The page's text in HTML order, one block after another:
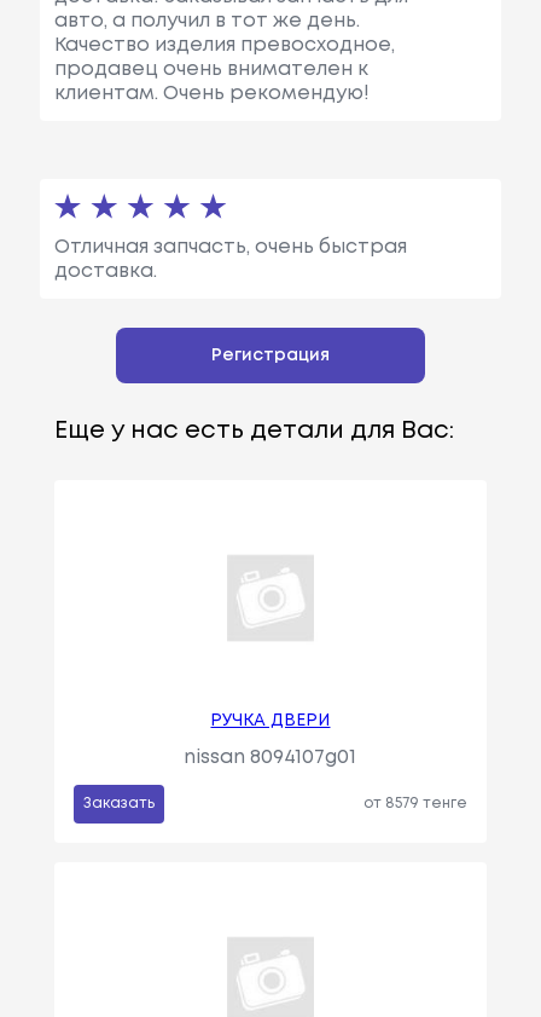
авто, а получил в тот же день.
Качество изделия превосходное,
продавец очень внимателен к
клиентам. Очень рекомендую!
Отличная запчасть, очень быстрая
доставка.
Регистрация
Еще у нас есть детали для Вас:
РУЧКА ДВЕРИ
nissan 8094107g01
Заказать от 8579 тенге